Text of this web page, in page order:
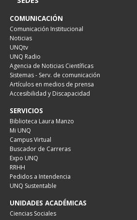
COMUNICACIÓN
Comunicación Institucional
Noticias
UNQtv
UNQ Radio
Agencia de Noticias Científicas
Sistemas - Serv. de comunicación
Artículos en medios de prensa
Accesibilidad y Discapacidad
SERVICIOS
Biblioteca Laura Manzo
Mi UNQ
Campus Virtual
Buscador de Carreras
Expo UNQ
RRHH
Pedidos a Intendencia
UNQ Sustentable
UNIDADES ACADÉMICAS
Ciencias Sociales